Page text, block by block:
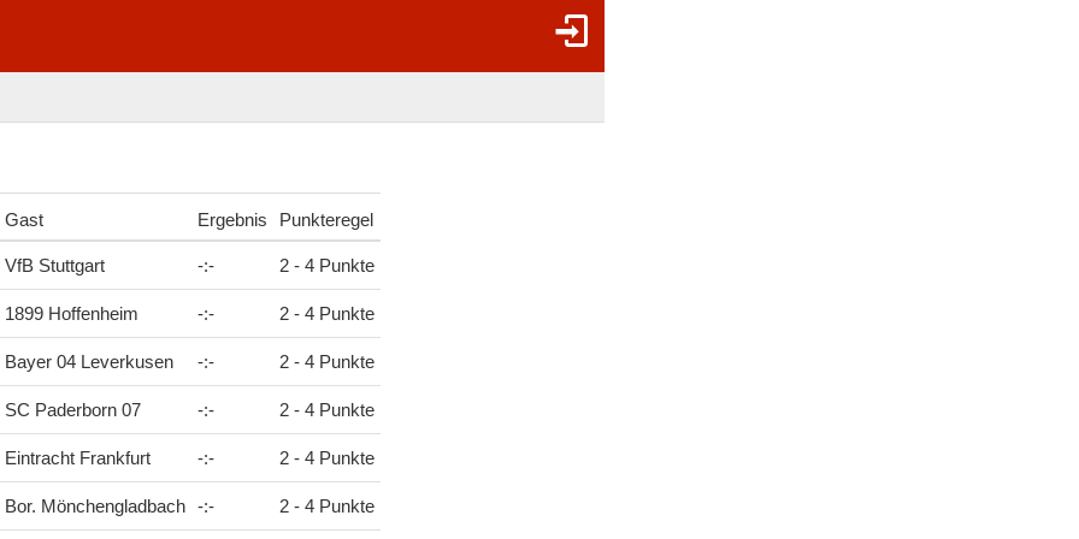
Gast Ergebnis Punkteregel
VfB Stuttgart -:- 2 - 4 Punkte
1899 Hoffenheim -:- 2 - 4 Punkte
Bayer 04 Leverkusen -:- 2 - 4 Punkte
SC Paderborn 07 -:- 2 - 4 Punkte
Eintracht Frankfurt -:- 2 - 4 Punkte
Bor. Mönchengladbach -:- 2 - 4 Punkte